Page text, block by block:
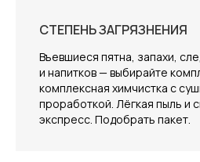
СТЕПЕНЬ ЗАГРЯЗНЕНИЯ
Въевшиеся пятна, запахи,
и напитков — выбирайте
комплексная химчистка с
проработкой. Лёгкая пыль и
экспресс. Подобрать пакет.